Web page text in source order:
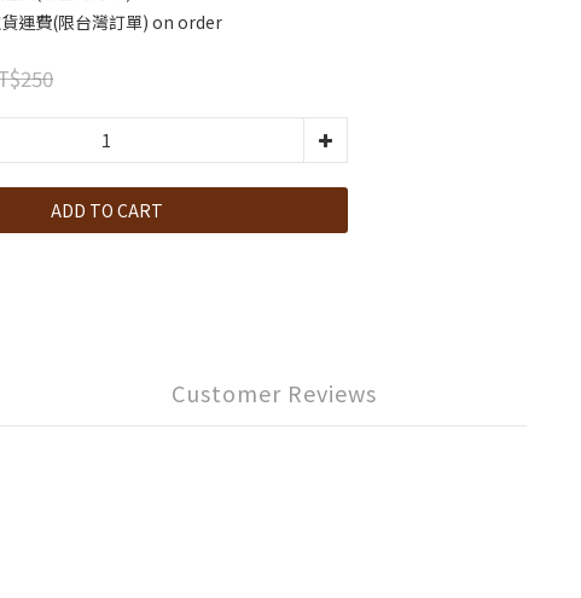
運費(限台灣訂單) on order
ADD TO CART
Customer Reviews